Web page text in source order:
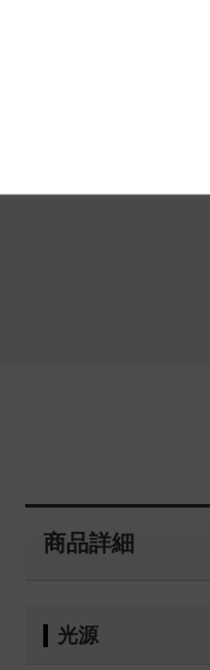
商品詳細
光源